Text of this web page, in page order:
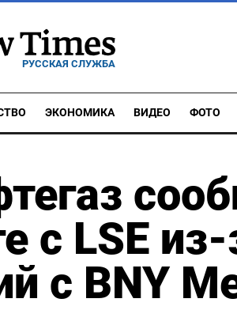
РУССКАЯ СЛУЖБА
ЭКОНОМИКА ВИДЕО ФОТО
с LSE
с BNY